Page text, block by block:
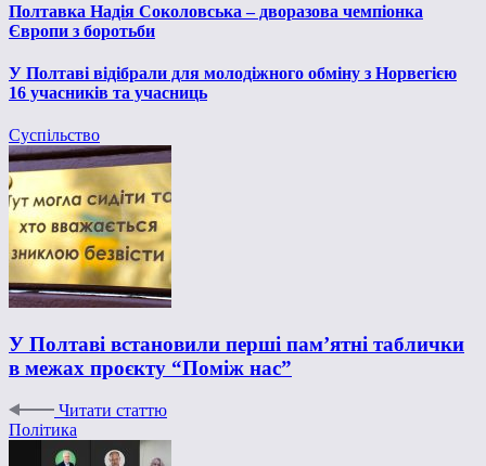
Полтавка Надія Соколовська – дворазова чемпіонка
Європи з боротьби
У Полтаві відібрали для молодіжного обміну з Норвегією
16 учасників та учасниць
Суспільство
У Полтаві встановили перші пам’ятні таблички
в межах проєкту “Поміж нас”
Читати статтю
Політика